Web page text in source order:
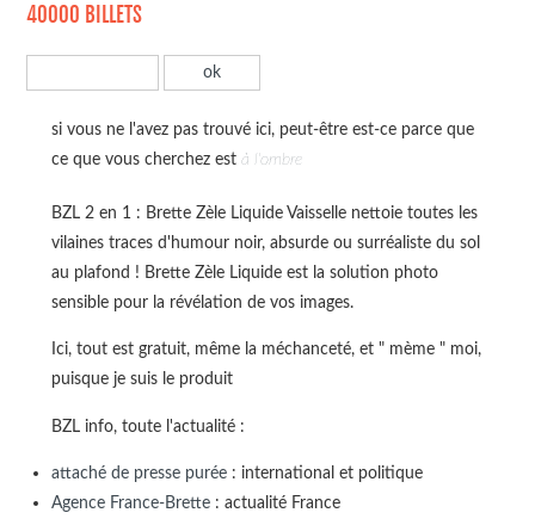
40000 BILLETS
si vous ne l'avez pas trouvé ici, peut-être est-ce parce que
ce que vous cherchez est à l'ombre
BZL 2 en 1 : Brette Zèle Liquide Vaisselle nettoie toutes les
vilaines traces d'humour noir, absurde ou surréaliste du sol
au plafond ! Brette Zèle Liquide est la solution photo
sensible pour la révélation de vos images.
Ici, tout est gratuit, même la méchanceté, et " mème " moi,
puisque je suis le produit
BZL info, toute l'actualité :
attaché de presse purée: international et politique
Agence France-Brette: actualité France